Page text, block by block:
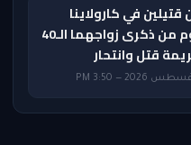
قتيلين في كارولاينا
الشمالية بعد يوم من ذكرى زواجهما الـ40
قتل وانتحار